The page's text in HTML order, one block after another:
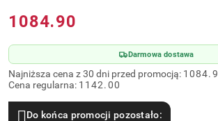
Cena:
1084.90
Darmowa dostawa
Najniższa cena z 30 dni przed promocją: 1084.9
Cena regularna: 1142.00
Do końca promocji pozostało: